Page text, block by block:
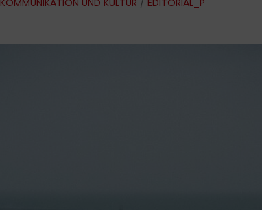
KOMMUNIKATION UND KULTUR / EDITORIAL_P